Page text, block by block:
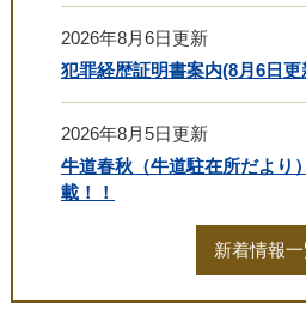
2026年8月6日更新
犯罪経歴証明書案内(8月6日更
2026年8月5日更新
牛道春秋（牛道駐在所だより
載！！
新着情報